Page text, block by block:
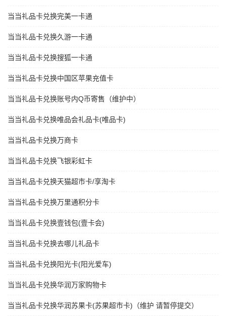
当当礼品卡兑换完美一卡通
当当礼品卡兑换久游一卡通
当当礼品卡兑换搜狐一卡通
当当礼品卡兑换中国区苹果充值卡
当当礼品卡兑换账号内Q币寄售（维护中）
当当礼品卡兑换唯品会礼品卡(唯品卡)
当当礼品卡兑换万商卡
当当礼品卡兑换飞银彩虹卡
当当礼品卡兑换天猫超市卡/享淘卡
当当礼品卡兑换万里通积分卡
当当礼品卡兑换壹钱包(壹卡会)
当当礼品卡兑换去哪儿礼品卡
当当礼品卡兑换阳光卡(阳光爱车)
当当礼品卡兑换华润万家购物卡
当当礼品卡兑换华润苏果卡(苏果超市卡)（维护 请暂停提交）